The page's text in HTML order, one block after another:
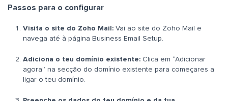
Passos para o configurar
Visita o site do Zoho Mail: Vai ao site do Zoho Mail e
navega até à página Business Email Setup.
Adiciona o teu domínio existente: Clica em “Adicionar
agora” na secção do domínio existente para começares a
ligar o teu domínio.